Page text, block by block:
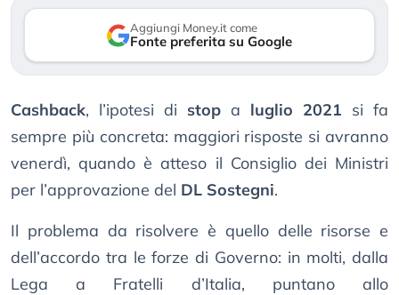
Aggiungi Money.it come
Fonte preferita su Google
Cashback, l’ipotesi di stop a luglio 2021 si fa
sempre più concreta: maggiori risposte si avranno
venerdì, quando è atteso il Consiglio dei Ministri
per l’approvazione del DL Sostegni.
Il problema da risolvere è quello delle risorse e
dell’accordo tra le forze di Governo: in molti, dalla
Lega a Fratelli d’Italia, puntano allo